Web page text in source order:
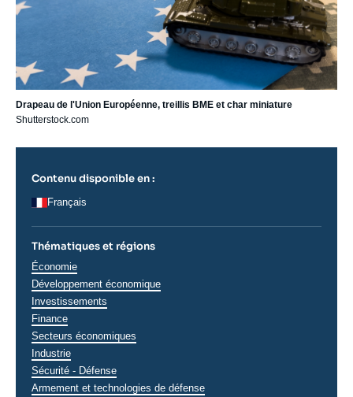
Drapeau de l'Union Européenne, treillis BME et char miniature
Shutterstock.com
Contenu disponible en :
Français
Thématiques et régions
Thématiques
analyses
Économie
Développement économique
Investissements
Finance
Secteurs économiques
Industrie
Sécurité - Défense
Armement et technologies de défense